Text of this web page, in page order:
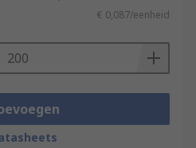
€ 0,087/eenheid